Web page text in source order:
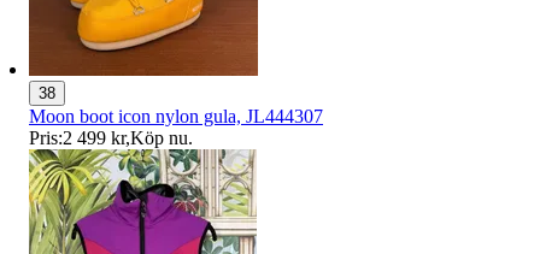
38
Moon boot icon nylon gula, JL444307
Pris:2 499 kr,Köp nu.